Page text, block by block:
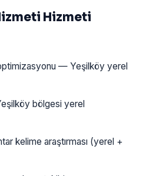
Hizmeti
— Yeşilköy yerel
bölgesi yerel
kelime araştırması (yerel +